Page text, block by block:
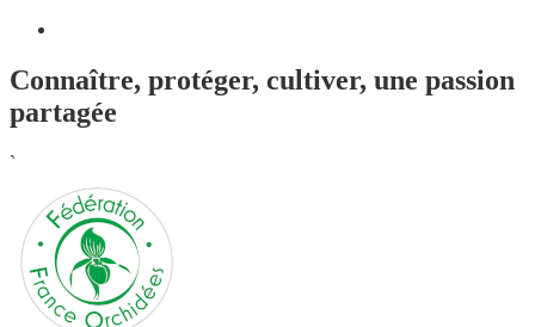
Connaître, protéger, cultiver, une passion
partagée
`